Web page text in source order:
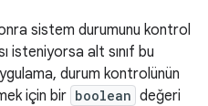
sistem durumunu kontrol
isteniyorsa alt sınıf bu
durum kontrolünün
için bir boolean değeri